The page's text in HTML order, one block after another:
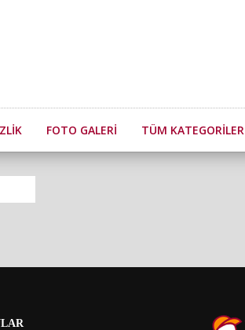
FOTO GALERI TÜM KATEGORILER